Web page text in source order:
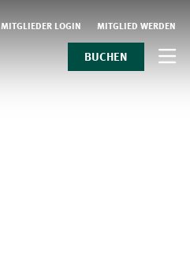
MITGLIEDER LOGIN MITGLIED WERDEN
BUCHEN